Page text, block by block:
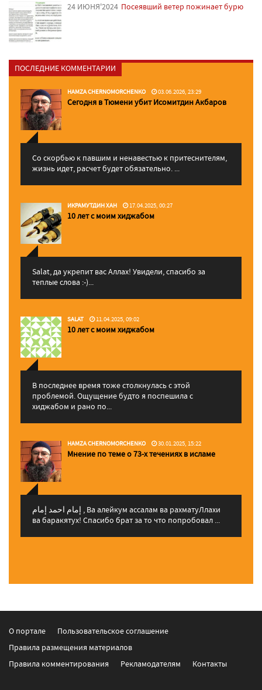
24 ИЮНЯ'2024 Посеявший ветер пожинает бурю
ПОСЛЕДНИЕ КОММЕНТАРИИ
HAMZA CHERNOMORCHENKO 03.06.2026, 23:29
Сегодня в Тюмени убит Исомитдин Акбаров
Со скорбью к павшим и ненавестью к притеснителям,
жизнь идет, расчет будет обязательно. ...
ИКРАМУТДИН ХАН 17.04.2025, 00:27
10 лет с моим хиджабом
Salat, да укрепит вас Аллаx! Увидели, спасибо за
теплые слова :-)...
SALAT 11.04.2025, 09:02
10 лет с моим хиджабом
В последнее время тоже столкнулась с этой
проблемой. Ощущение будто я поспешила с
хиджабом и рано по...
HAMZA CHERNOMORCHENKO 30.01.2025, 15:22
Мнение по теме о 73-х течениях в исламе
إمام احمد إمام , Ва алейкум ассалам ва рахматуЛлахи
ва баракятух! Спасибо брат за то что попробовал ...
О портале
Пользовательское соглашение
Правила размещения материалов
Правила комментирования
Рекламодателям Контакты